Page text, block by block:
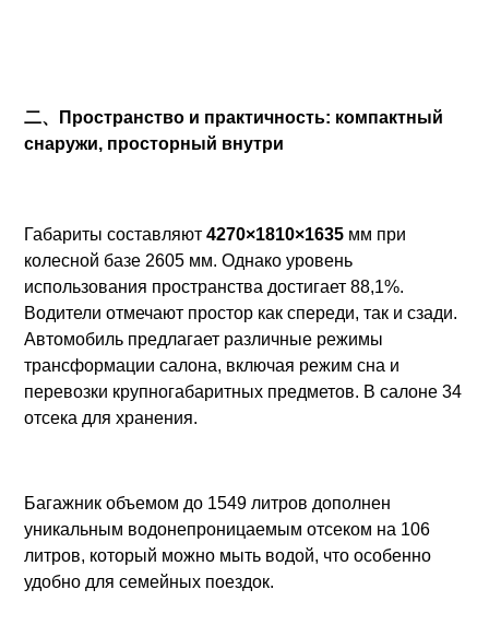
二、Пространство и практичность: компактный
снаружи, просторный внутри
Габариты составляют4270×1810×1635 мм при
колесной базе 2605 мм. Однако уровень
использования пространства достигает 88,1%.
Водители отмечают простор как спереди, так и сзади.
Автомобиль предлагает различные режимы
трансформации салона, включая режим сна и
перевозки крупногабаритных предметов. В салоне 34
отсека для хранения.
Багажник объемом до 1549 литров дополнен
уникальным водонепроницаемым отсеком на 106
литров, который можно мыть водой, что особенно
удобно для семейных поездок.